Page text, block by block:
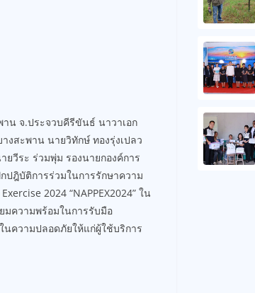
าน จ.ประจวบคีรีขันธ์ นาวาเอก
งสะพาน นายวิทักษ์ ทองรุ่งเปลว
วีระ ร่วมพุ่ม รองนายกองค์การ
ปฎิบัติการร่วมในการรักษาความ
2024 “NAPPEX2024” ใน
มความพร้อมในการรับมือ
นความปลอดภัยให้แก่ผู้ใช้บริการ